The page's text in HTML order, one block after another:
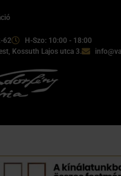
62
H-Szo: 10:00 - 18:00
Kossuth Lajos utca 3.